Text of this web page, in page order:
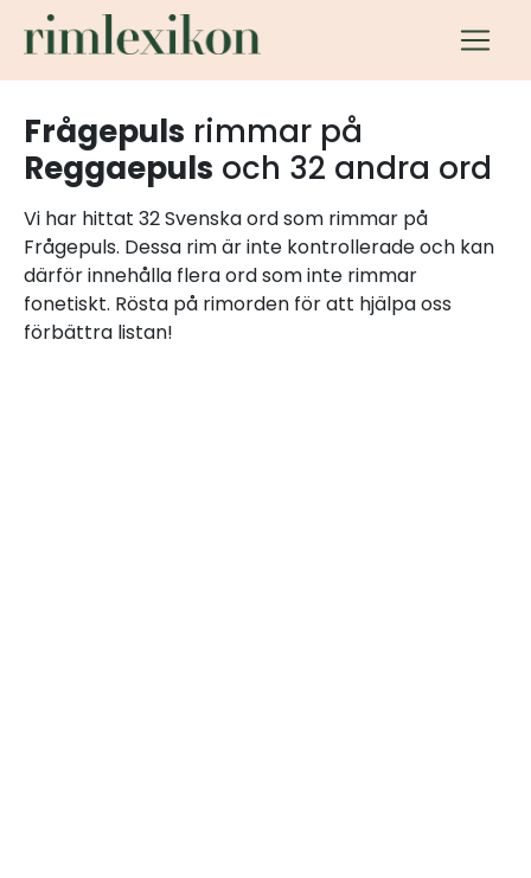
Frågepuls rimmar på
Reggaepuls och 32 andra ord
Vi har hittat 32 Svenska ord som rimmar på
Frågepuls. Dessa rim är inte kontrollerade och kan
därför innehålla flera ord som inte rimmar
fonetiskt. Rösta på rimorden för att hjälpa oss
förbättra listan!